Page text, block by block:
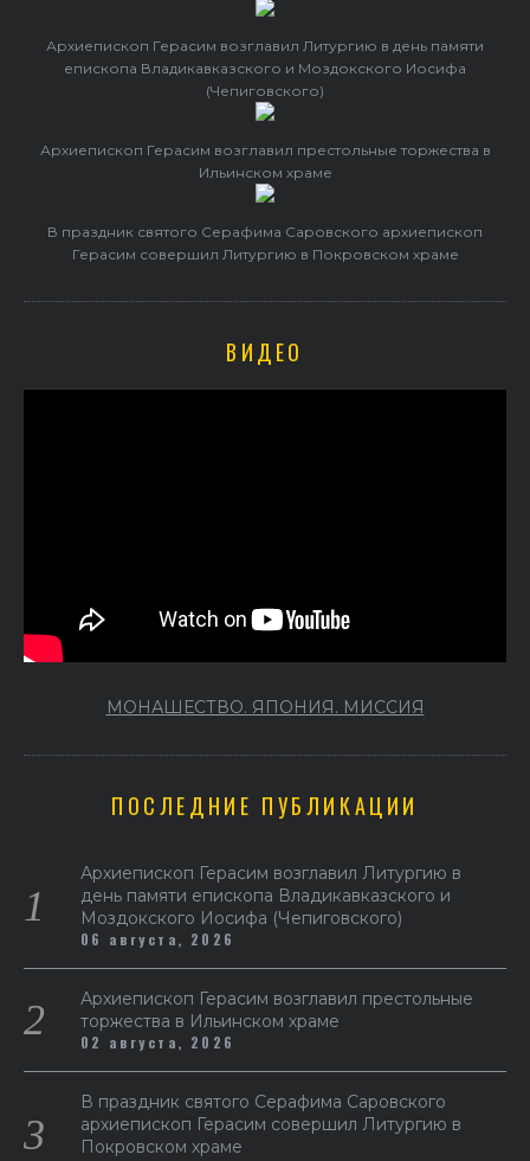
Архиепископ Герасим возглавил Литургию в день памяти
епископа Владикавказского и Моздокского Иосифа
(Чепиговского)
Архиепископ Герасим возглавил престольные торжества в
Ильинском храме
В праздник святого Серафима Саровского архиепископ
Герасим совершил Литургию в Покровском храме
ВИДЕО
МОНАШЕСТВО. ЯПОНИЯ. МИССИЯ
ПОСЛЕДНИЕ ПУБЛИКАЦИИ
Архиепископ Герасим возглавил Литургию в
день памяти епископа Владикавказского и
Моздокского Иосифа (Чепиговского)
06 августа, 2026
Архиепископ Герасим возглавил престольные
торжества в Ильинском храме
02 августа, 2026
В праздник святого Серафима Саровского
архиепископ Герасим совершил Литургию в
Покровском храме